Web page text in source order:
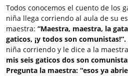
Todos conocemos el cuento de los
niña llega corriendo al aula de su
maestra: “Maestra, maestra, la
gaticos, ¡y todos son comunistas!”.
niña corriendo y le dice a la
mis seis gaticos dos son
Pregunta la maestra: “esos ya